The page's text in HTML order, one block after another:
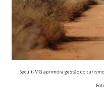
Secult-MG aprimora gestão do